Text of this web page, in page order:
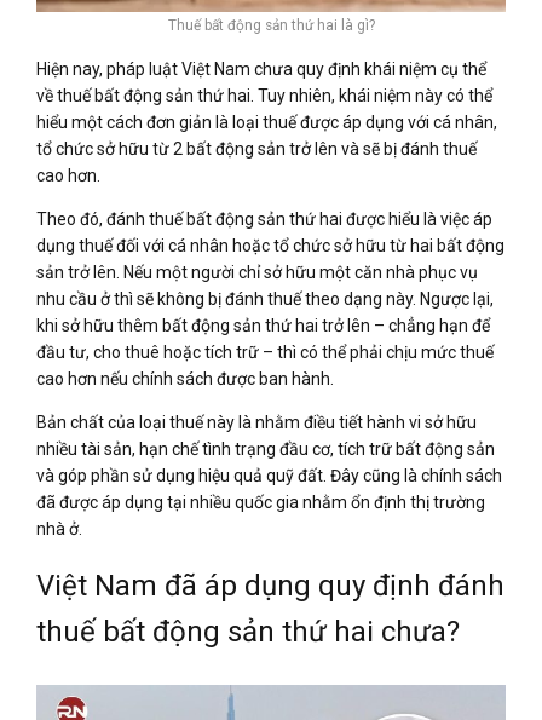
Thuế bất động sản thứ hai là gì?
Hiện nay, pháp luật Việt Nam chưa quy định khái niệm cụ thể
về thuế bất động sản thứ hai. Tuy nhiên, khái niệm này có thể
hiểu một cách đơn giản là loại thuế được áp dụng với cá nhân,
tổ chức sở hữu từ 2 bất động sản trở lên và sẽ bị đánh thuế
cao hơn.
Theo đó, đánh thuế bất động sản thứ hai được hiểu là việc áp
dụng thuế đối với cá nhân hoặc tổ chức sở hữu từ hai bất động
sản trở lên. Nếu một người chỉ sở hữu một căn nhà phục vụ
nhu cầu ở thì sẽ không bị đánh thuế theo dạng này. Ngược lại,
khi sở hữu thêm bất động sản thứ hai trở lên – chẳng hạn để
đầu tư, cho thuê hoặc tích trữ – thì có thể phải chịu mức thuế
cao hơn nếu chính sách được ban hành.
Bản chất của loại thuế này là nhằm điều tiết hành vi sở hữu
nhiều tài sản, hạn chế tình trạng đầu cơ, tích trữ bất động sản
và góp phần sử dụng hiệu quả quỹ đất. Đây cũng là chính sách
đã được áp dụng tại nhiều quốc gia nhằm ổn định thị trường
nhà ở.
Việt Nam đã áp dụng quy định đánh
thuế bất động sản thứ hai chưa?